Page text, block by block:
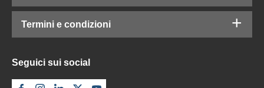
Termini e condizioni
Seguici sui social